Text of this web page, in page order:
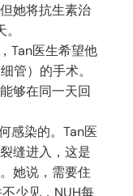
她将抗生素治
Tan医生希望他
管）的手术。
够在同一天回
感染的。Tan医
缝进入，这是
她说，需要住
少见，NUH每